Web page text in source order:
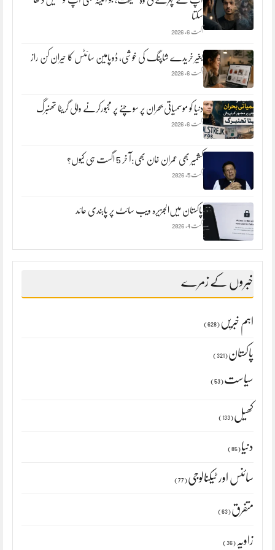
سکتا
اگست 6, 2026
بغیر خریدے شاپنگ کی خوشی، ڈوپامین سائٹس کا حیران کن راز
اگست 6, 2026
دنیا کو موسمیاتی بحران پر سوچنے پر مجبورکرنے والی گریٹا تھنبرگ
اگست 6, 2026
کشمیر بھی عمران خان بھی:آ خر 5 اگست ہی کیوں؟
اگست 5, 2026
پاکستان میں‌الجزیرہ ویب سائٹ پر پابندی عائد
اگست 4, 2026
خبروں کے زمرے
اہم خبریں (628)
پاکستان (321)
سیاست (53)
کھیل (133)
دنیا (85)
سائنس اور ٹیکنالوجی (77)
متفرق (63)
زاویہ (36)